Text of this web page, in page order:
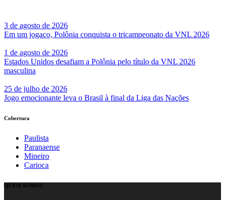
3 de agosto de 2026
Em um jogaço, Polônia conquista o tricampeonato da VNL 2026
1 de agosto de 2026
Estados Unidos desafiam a Polônia pelo título da VNL 2026
masculina
25 de julho de 2026
Jogo emocionante leva o Brasil à final da Liga das Nações
Cobertura
Paulista
Paranaense
Mineiro
Carioca
QUEM SOMOS